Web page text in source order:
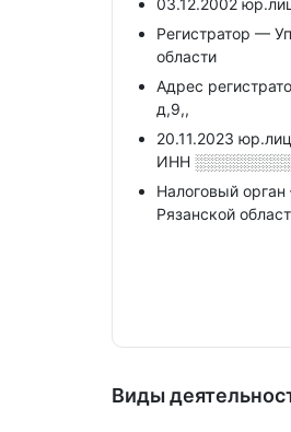
03.12.2002
Регистратор —
области
Адрес
д,9,,
20.11.2023
ИНН
Налоговый
Рязанской
Виды